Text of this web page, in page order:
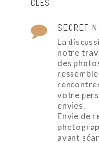
CLÉS :
SECRET
La
notre
des
votre
envies.
Envie de
avant